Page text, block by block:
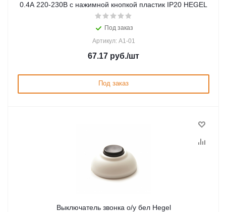
0.4А 220-230В с нажимной кнопкой пластик IP20 HEGEL
Под заказ
Артикул: А1-01
67.17 руб./шт
Под заказ
Выключатель звонка о/у бел Hegel